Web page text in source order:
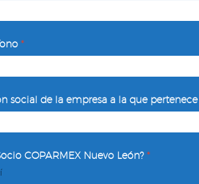
*
social de la empresa a la que pertenece
COPARMEX Nuevo León? *